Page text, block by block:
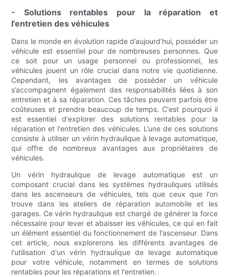
- Solutions rentables pour la réparation et
l'entretien des véhicules
Dans le monde en évolution rapide d’aujourd’hui, posséder un
véhicule est essentiel pour de nombreuses personnes. Que
ce soit pour un usage personnel ou professionnel, les
véhicules jouent un rôle crucial dans notre vie quotidienne.
Cependant, les avantages de posséder un véhicule
s’accompagnent également des responsabilités liées à son
entretien et à sa réparation. Ces tâches peuvent parfois être
coûteuses et prendre beaucoup de temps. C'est pourquoi il
est essentiel d'explorer des solutions rentables pour la
réparation et l'entretien des véhicules. L’une de ces solutions
consiste à utiliser un vérin hydraulique à levage automatique,
qui offre de nombreux avantages aux propriétaires de
véhicules.
Un vérin hydraulique de levage automatique est un
composant crucial dans les systèmes hydrauliques utilisés
dans les ascenseurs de véhicules, tels que ceux que l'on
trouve dans les ateliers de réparation automobile et les
garages. Ce vérin hydraulique est chargé de générer la force
nécessaire pour lever et abaisser les véhicules, ce qui en fait
un élément essentiel du fonctionnement de l'ascenseur. Dans
cet article, nous explorerons les différents avantages de
l'utilisation d'un vérin hydraulique de levage automatique
pour votre véhicule, notamment en termes de solutions
rentables pour les réparations et l'entretien.